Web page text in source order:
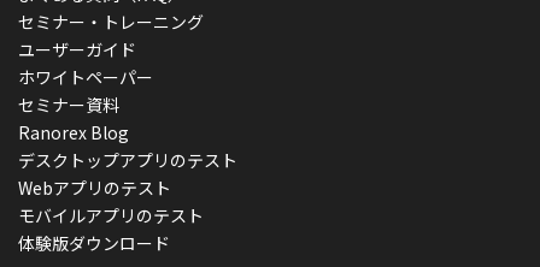
セミナー・トレーニング
ユーザーガイド
ホワイトペーパー
セミナー資料
Ranorex Blog
デスクトップアプリのテスト
Webアプリのテスト
モバイルアプリのテスト
体験版ダウンロード